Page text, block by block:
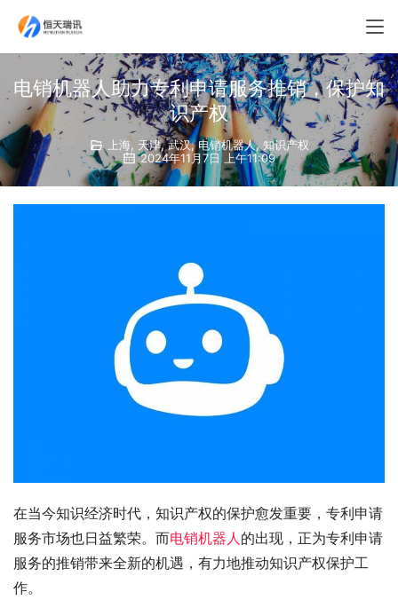
电销机器人助力专利申请服务推销，保护知
识产权
上海, 天津,武汉,电销机器人, 知识产权
2024年11月7日 上午11:09
在当今知识经济时代，知识产权的保护愈发重要，专利申请
服务市场也日益繁荣。而电销机器人 的出现，正为专利申请
服务的推销带来全新的机遇，有力地推动知识产权保护工
作。